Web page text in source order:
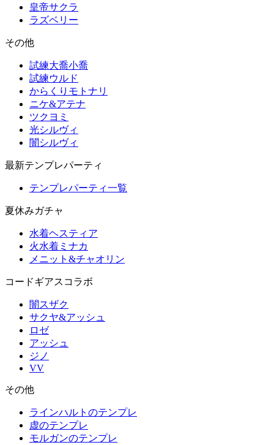
皇帝サクラ
ラズベリー
その他
試練大喬小喬
試練ウルド
からくりモトナリ
ニケ&アテナ
ツクヨミ
光シルヴィ
闇シルヴィ
最新テンプレパーティ
テンプレパーティ一覧
夏休みガチャ
水着ヘスティア
火水着ミナカ
メニット&チャオリン
コードギアスコラボ
闇スザク
サクヤ&アッシュ
ロゼ
アッシュ
ジノ
VV
その他
ラインハルトのテンプレ
虚のテンプレ
モルガンのテンプレ